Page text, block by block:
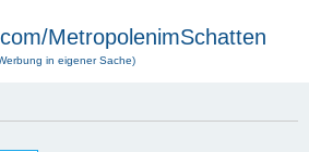
MetropolenimSchatten
in eigener Sache)